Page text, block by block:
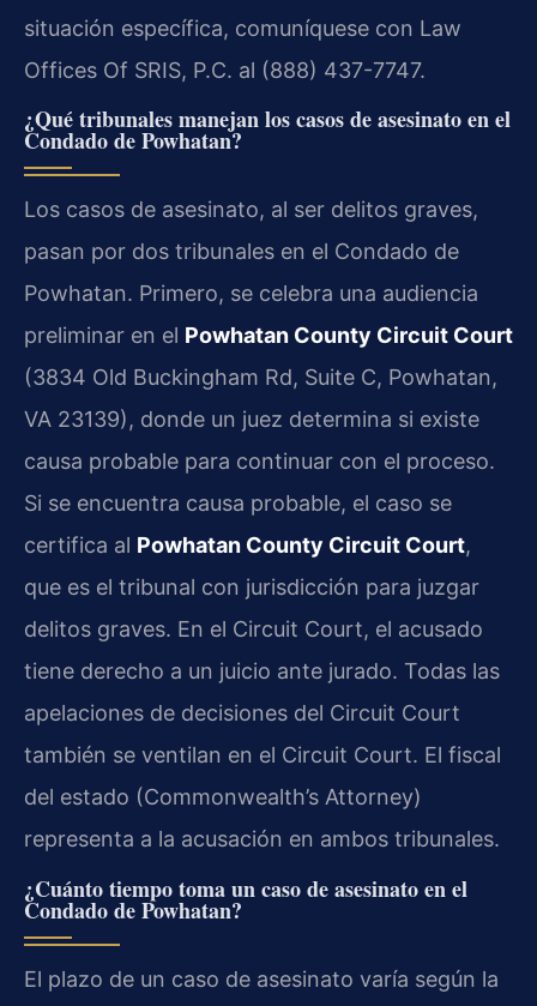
situación específica, comuníquese con Law
Offices Of SRIS, P.C. al (888) 437-7747.
¿Qué tribunales manejan los casos de asesinato en el
Condado de Powhatan?
Los casos de asesinato, al ser delitos graves,
pasan por dos tribunales en el Condado de
Powhatan. Primero, se celebra una audiencia
preliminar en el Powhatan County Circuit Court
(3834 Old Buckingham Rd, Suite C, Powhatan,
VA 23139), donde un juez determina si existe
causa probable para continuar con el proceso.
Si se encuentra causa probable, el caso se
certifica al Powhatan County Circuit Court,
que es el tribunal con jurisdicción para juzgar
delitos graves. En el Circuit Court, el acusado
tiene derecho a un juicio ante jurado. Todas las
apelaciones de decisiones del Circuit Court
también se ventilan en el Circuit Court. El fiscal
del estado (Commonwealth’s Attorney)
representa a la acusación en ambos tribunales.
¿Cuánto tiempo toma un caso de asesinato en el
Condado de Powhatan?
El plazo de un caso de asesinato varía según la